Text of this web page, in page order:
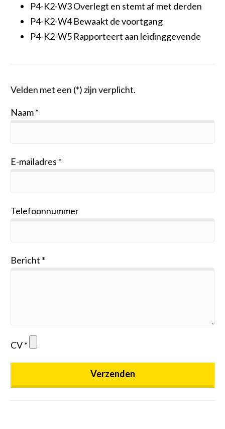
P4-K2-W3 Overlegt en stemt af met derden
P4-K2-W4 Bewaakt de voortgang
P4-K2-W5 Rapporteert aan leidinggevende
Velden met een (*) zijn verplicht.
Naam
E-mailadres
Telefoonnummer
Bericht
CV
Verzenden